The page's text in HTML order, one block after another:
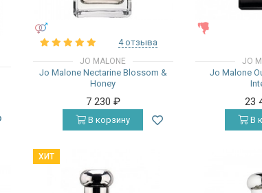
4 отзыва
JO MALONE
Jo Malone Nectarine Blossom &
Honey
7 230 ₽
В корзину
JO
Jo Malone
23
В
ХИТ